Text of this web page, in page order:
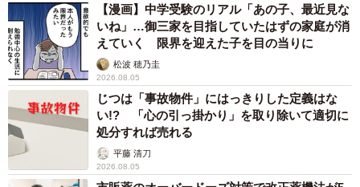
【漫画】中学受験のリアル「あの子、最近見な
いね」…御三家を目指していたはずの家庭が消
えていく 限界を迎えた子を目の当りに
松波 穂乃圭
2026.08.05
じつは「事故物件」にはっきりした定義はな
い!? 「心の引っ掛かり」を取り除いて適切に
処分すれば売れる
平藤 清刀
2026.08.05